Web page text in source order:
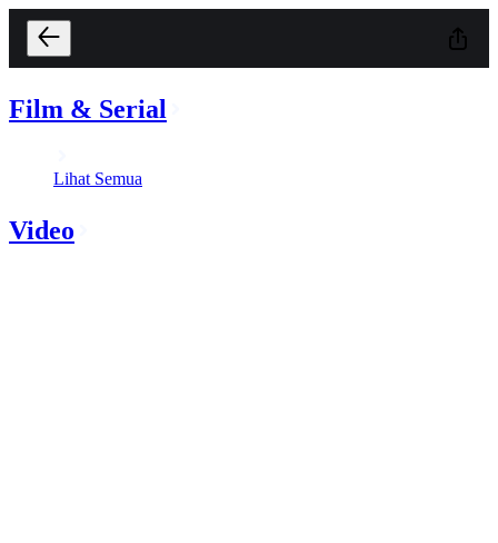
Film & Serial
Lihat Semua
Video